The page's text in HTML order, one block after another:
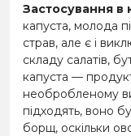
Застосування в
капуста, молода
страв, але є і
складу салатів,
капуста —
необробленому
підходять, воно
борщ, оскільки